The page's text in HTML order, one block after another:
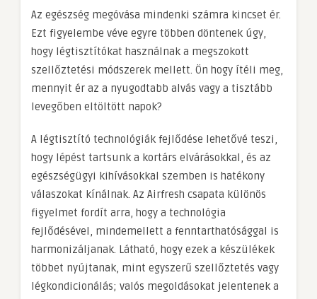
Az egészség megóvása mindenki számra kincset ér.
Ezt figyelembe véve egyre többen döntenek úgy,
hogy légtisztítókat használnak a megszokott
szellőztetési módszerek mellett. Ön hogy ítéli meg,
mennyit ér az a nyugodtabb alvás vagy a tisztább
levegőben eltöltött napok?
A légtisztító technológiák fejlődése lehetővé teszi,
hogy lépést tartsunk a kortárs elvárásokkal, és az
egészségügyi kihívásokkal szemben is hatékony
válaszokat kínálnak. Az Airfresh csapata különös
figyelmet fordít arra, hogy a technológia
fejlődésével, mindemellett a fenntarthatósággal is
harmonizáljanak. Látható, hogy ezek a készülékek
többet nyújtanak, mint egyszerű szellőztetés vagy
légkondicionálás; valós megoldásokat jelentenek a